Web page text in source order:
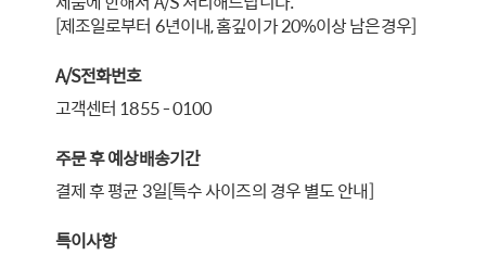
[제조일로부터 6년이내, 홈깊이가 20%이상 남은경우]
A/S전화번호
고객센터 1855 - 0100
주문 후 예상배송기간
결제 후 평균 3일[특수 사이즈의 경우 별도 안내]
특이사항